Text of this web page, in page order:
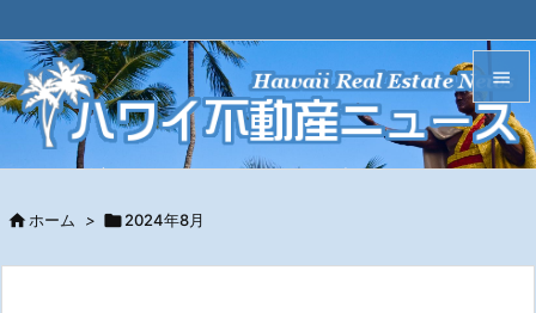
ハワイ不動産やハワイに関するニュースやブログです。


メニュ
 ホーム > 2024年8月